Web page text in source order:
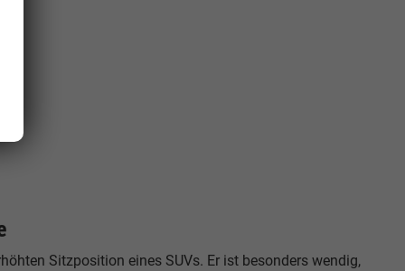
Sitzposition eines SUVs. Er ist besonders wendig,